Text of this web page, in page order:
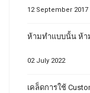
12 September 2017
ห้ามทำแบบนั้น ห้า
02 July 2022
เคล็ดการใช้